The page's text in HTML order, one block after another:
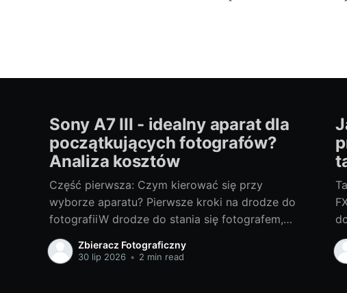
Sony A7 III - idealny aparat dla
początkujących fotografów?
Analiza kosztów
Część pierwsza: Czym kierować się przy
wyborze aparatu? Pierwsze kroki na drodze do
fotografiiW drodze do stania się fotografem,
wybór odpowiedniego sprzętu jest jednym z
najważniejszych kroków. Bez względu na to,
Zbieracz Fotograficzny
30 lip 2026 • 2 min read